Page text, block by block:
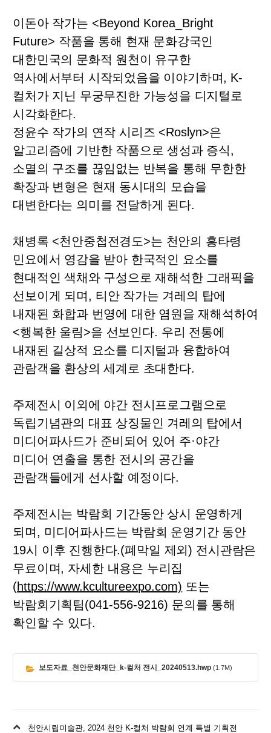
이돈아 작가는 <Beyond Korea_Bright
Future> 작품을 통해 현재 문화강국인
대한민국의 문화적 원천이 유구한
역사에서부터 시작되었음을 이야기하며, K-
컬처가 지닌 무궁무진한 가능성을 디지털로
시각화한다.
정윤수 작가의 연작 시리즈 <Roslyn>은
알고리즘에 기반한 작품으로 생성과 증식,
소멸의 구조를 끊임없는 반복을 통해 무한한
확장과 변형은 현재 동시대의 모습을
대변한다는 의미를 전달하게 된다.
채병록 <천안중첩전경도>는 천안의 흥타령
민요에서 영감을 받아 한국적인 요소를
현대적인 색채와 구성으로 재해석한 그래픽을
선보이게 되며 , 티안 작가는 겨레의 탑에
내재된 화합과 번영에 대한 염원을 재해석하여
<행복한 울림>을 선보인다. 우리 전통에
내재된 길상적 요소를 디지털과 융합하여
관람객을 환상의 세계로 초대한다.
주제전시 이외에 야간 전시프로그램으로
독립기념관의 대표 상징물인 겨레의 탑에서
미디어파사드가 준비되어 있어 주·야간
미디어 연출을 통한 전시의 공간을
관람객들에게 선사할 예정이다.
주제전시는 박람회 기간동안 상시 운영하게
되며 , 미디어파사드는 박람회 운영기간 동안
19시 이후 진행한다.(폐막일 제외) 전시관람은
무료이며, 자세한 내용은 누리집
(https://www.kcultureexpo.com) 또는
박람회기획팀(041-556-9216) 문의를 통해
확인할 수 있다.
보도자료_천안문화재단_k-컬처 전시_20240513.hwp(1.7M)
이
천안시립미술관, 2024 천안 K-컬처 박람회 연계 특별 기획전